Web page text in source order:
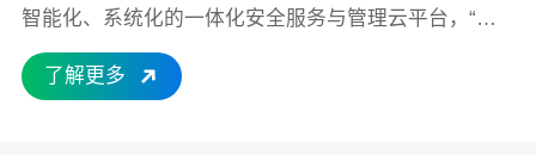
智能化、系统化的一体化安全服务与管理云平台，“量
化安全云”平台助力企业安全管理的数智化转型，为企
业打造创新优势、成本优势、合规优势、文化优势，帮
了解更多